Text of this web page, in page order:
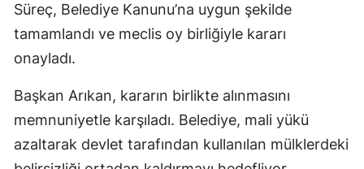
Süreç, Belediye Kanunu’na uygun şekilde
tamamlandı ve meclis oy birliğiyle kararı
onayladı.
Başkan Arıkan, kararın birlikte alınmasını
memnuniyetle karşıladı. Belediye, mali yükü
azaltarak devlet tarafından kullanılan mülklerdeki